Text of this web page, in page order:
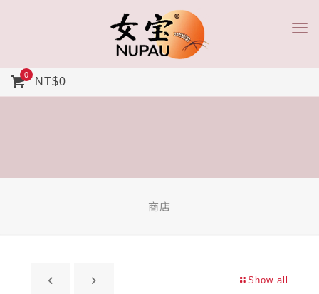
0
NT$0
商店
Show all